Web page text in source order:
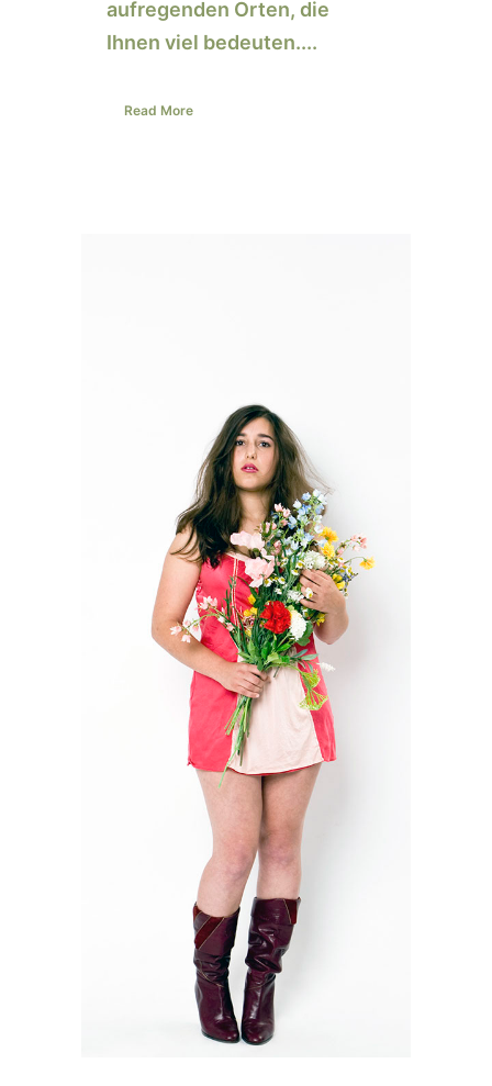
aufregenden Orten, die
Ihnen viel bedeuten....
Read More